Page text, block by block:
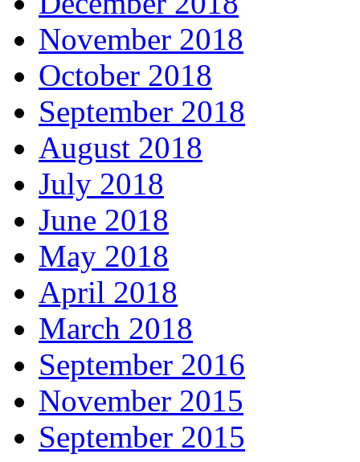
November 2018
October 2018
September 2018
August 2018
July 2018
June 2018
May 2018
April 2018
March 2018
September 2016
November 2015
September 2015